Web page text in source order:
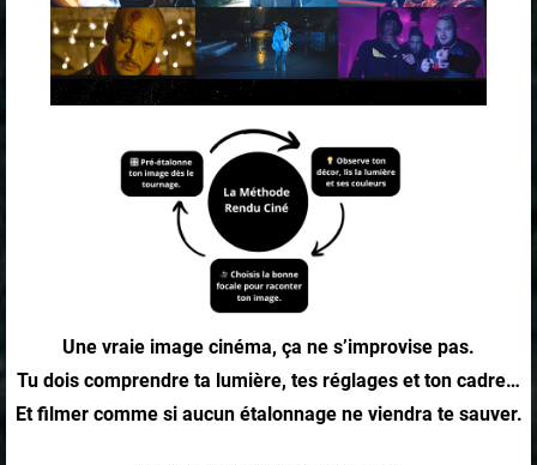
Une vraie image cinéma, ça ne s’improvise pas.
Tu dois comprendre ta lumière, tes réglages et ton cadre…
Et filmer comme si aucun étalonnage ne viendra te sauver.